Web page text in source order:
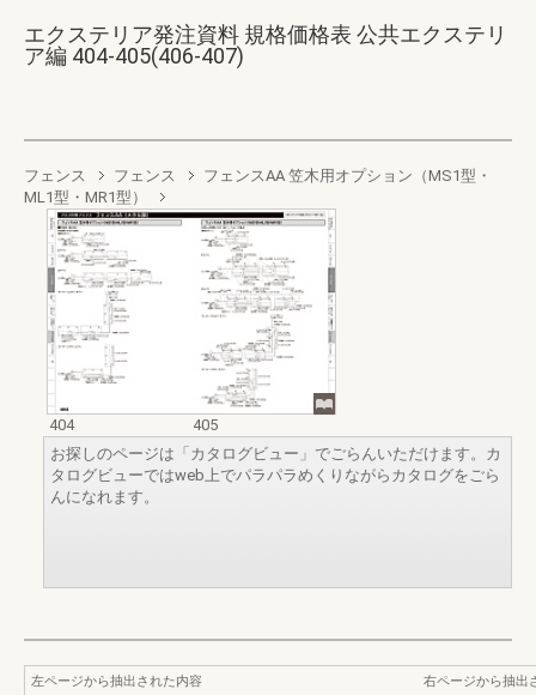
エクステリア発注資料 規格価格表 公共エクステリ
ア編 404-405(406-407)
フェンス フェンス
フェンスAA 笠木用オプション（MS1型・
ML1型・MR1型）
404
405
お探しのページは「カタログビュー」でごらんいただけます。カ
タログビューではweb上でパラパラめくりながらカタログをごら
んになれます。
左ページから抽出された内容
右ページから抽出